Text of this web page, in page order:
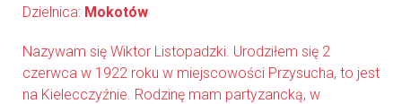
Dzielnica: Mokotów
Nazywam się Wiktor Listopadzki. Urodziłem się 2
czerwca w 1922 roku w miejscowości Przysucha, to jest
na Kielecczyźnie. Rodzinę mam partyzancką, w